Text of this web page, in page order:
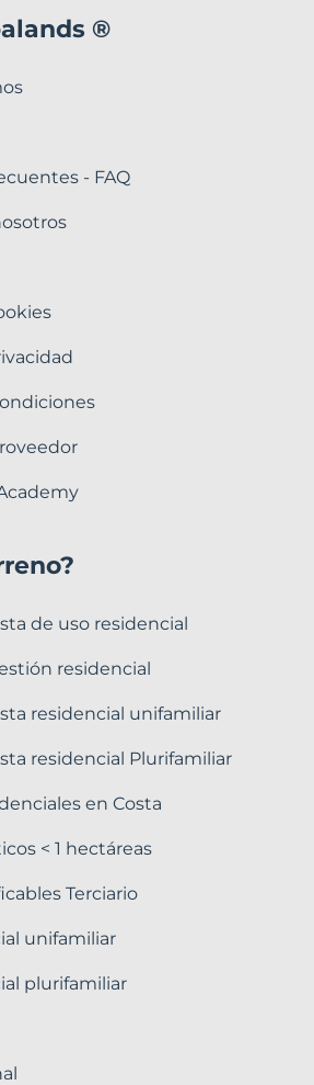
®
- FAQ
de uso residencial
residencial
residencial unifamiliar
residencial Plurifamiliar
en Costa
< 1 hectáreas
Terciario
unifamiliar
plurifamiliar